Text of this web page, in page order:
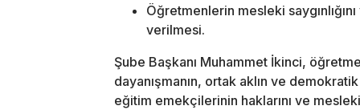
Öğretmenlerin mesleki
verilmesi.
Şube Başkanı Muhammet İkinci,
dayanışmanın, ortak aklın ve
eğitim emekçilerinin haklarını ve